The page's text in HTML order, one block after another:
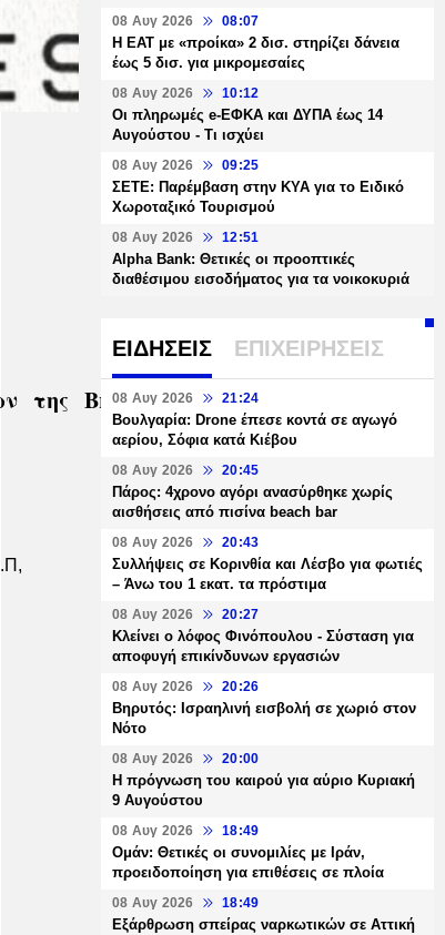
της BriQ Properties Α.Ε.Ε.Α.Π,
08 Αυγ 2026 08:07
Η ΕΑΤ με «προίκα» 2 δισ. στηρίζει δάνεια
έως 5 δισ. για μικρομεσαίες
08 Αυγ 2026 10:12
Οι πληρωμές e-ΕΦΚΑ και ΔΥΠΑ έως 14
Αυγούστου - Τι ισχύει
08 Αυγ 2026 09:25
ΣΕΤΕ: Παρέμβαση στην ΚΥΑ για το Ειδικό
Χωροταξικό Τουρισμού
08 Αυγ 2026 12:51
Alpha Bank: Θετικές οι προοπτικές
διαθέσιμου εισοδήματος για τα νοικοκυριά
ΕΙΔΗΣΕΙΣ ΕΠΙΧΕΙΡΗΣΕΙΣ
08 Αυγ 2026 21:24
Βουλγαρία: Drone έπεσε κοντά σε αγωγό
αερίου, Σόφια κατά Κιέβου
08 Αυγ 2026 20:45
Πάρος: 4χρονο αγόρι ανασύρθηκε χωρίς
αισθήσεις από πισίνα beach bar
08 Αυγ 2026 20:43
Συλλήψεις σε Κορινθία και Λέσβο για φωτιές
– Άνω του 1 εκατ. τα πρόστιμα
08 Αυγ 2026 20:27
Κλείνει ο λόφος Φινόπουλου - Σύσταση για
αποφυγή επικίνδυνων εργασιών
08 Αυγ 2026 20:26
Βηρυτός: Ισραηλινή εισβολή σε χωριό στον
Νότο
08 Αυγ 2026 20:00
Η πρόγνωση του καιρού για αύριο Κυριακή
9 Αυγούστου
08 Αυγ 2026 18:49
Ομάν: Θετικές οι συνομιλίες με Ιράν,
προειδοποίηση για επιθέσεις σε πλοία
08 Αυγ 2026 18:49
Εξάρθρωση σπείρας ναρκωτικών σε Αττική